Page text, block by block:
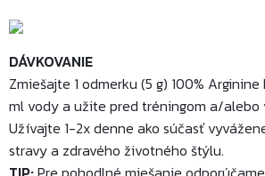
DÁVKOVANIE
Zmiešajte 1 odmerku (5 g) 100%
ml vody a užite pred tréningom a/alebo
Užívajte 1-2x denne ako súčasť
stravy a zdravého životného štýlu.